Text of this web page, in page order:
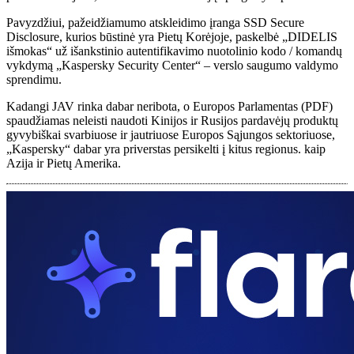
Pavyzdžiui, pažeidžiamumo atskleidimo įranga SSD Secure
Disclosure, kurios būstinė yra Pietų Korėjoje, paskelbė „DIDELIS
išmokas“ už išankstinio autentifikavimo nuotolinio kodo / komandų
vykdymą „Kaspersky Security Center“ – verslo saugumo valdymo
sprendimu.
Kadangi JAV rinka dabar neribota, o Europos Parlamentas (PDF)
spaudžiamas neleisti naudoti Kinijos ir Rusijos pardavėjų produktų
gyvybiškai svarbiuose ir jautriuose Europos Sąjungos sektoriuose,
„Kaspersky“ dabar yra priverstas persikelti į kitus regionus. kaip
Azija ir Pietų Amerika.